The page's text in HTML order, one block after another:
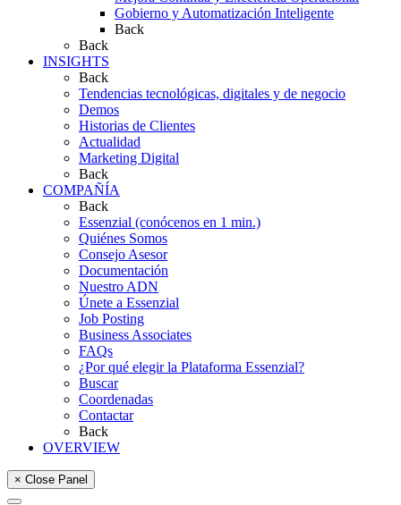
Gobierno y Automatización Inteligente
Back
Back
INSIGHTS
Back
Tendencias tecnológicas, digitales y de negocio
Demos
Historias de Clientes
Actualidad
Marketing Digital
Back
COMPAÑÍA
Back
Essenzial (conócenos en 1 min.)
Quiénes Somos
Consejo Asesor
Documentación
Nuestro ADN
Únete a Essenzial
Job Posting
Business Associates
FAQs
¿Por qué elegir la Plataforma Essenzial?
Buscar
Coordenadas
Contactar
Back
OVERVIEW
× Close Panel